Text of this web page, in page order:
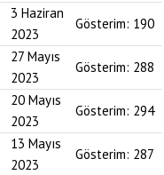
3 Haziran
2023
Gösterim: 190
27 Mayıs
2023
Gösterim: 288
20 Mayıs
2023
Gösterim: 294
13 Mayıs
2023
Gösterim: 287